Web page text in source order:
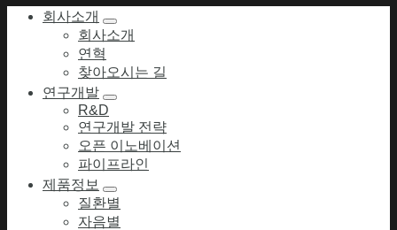
회사소개
회사소개
연혁
찾아오시는 길
연구개발
R&D
연구개발 전략
오픈 이노베이션
파이프라인
제품정보
질환별
자음별